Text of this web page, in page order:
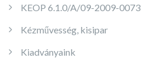
KEOP 6.1.0/A/09-2009-0073
Kézművesség, kisipar
Kiadványaink